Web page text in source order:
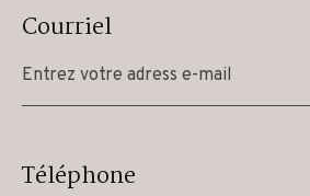
Courriel
Téléphone